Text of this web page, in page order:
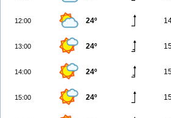
12:00 24º
13:00 24º
14:00 24º
15:00 24º